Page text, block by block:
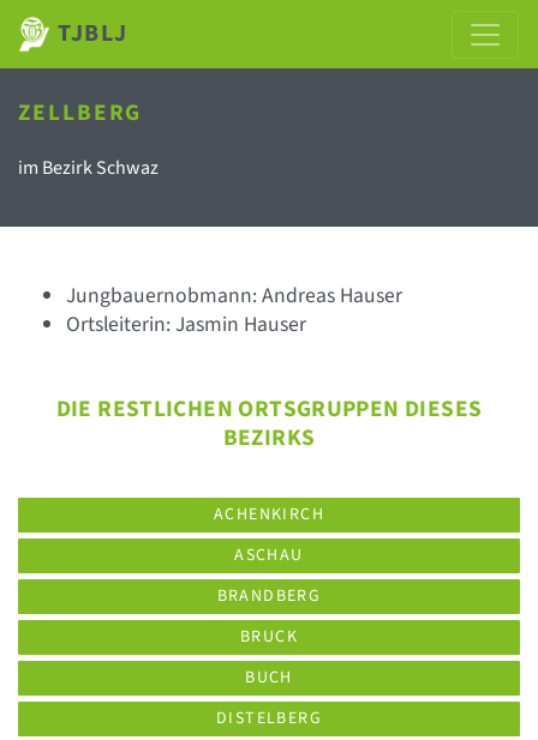
TJBLJ
ZELLBERG
im Bezirk Schwaz
Jungbauernobmann: Andreas Hauser
Ortsleiterin: Jasmin Hauser
DIE RESTLICHEN ORTSGRUPPEN DIESES
BEZIRKS
ACHENKIRCH
ASCHAU
BRANDBERG
BRUCK
BUCH
DISTELBERG